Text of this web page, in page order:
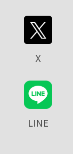
X
LINE